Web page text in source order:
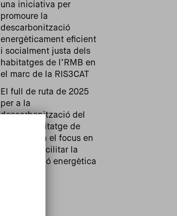
una iniciativa per
promoure la
descarbonització
energèticament eficient
i socialment justa dels
habitatges de l’RMB en
el marc de la RIS3CAT
El full de ruta de 2025
per a la
descarbonització del
parc d’habitatge de
l’RMB posa el focus en
millorar i facilitar la
rehabilitació energètica